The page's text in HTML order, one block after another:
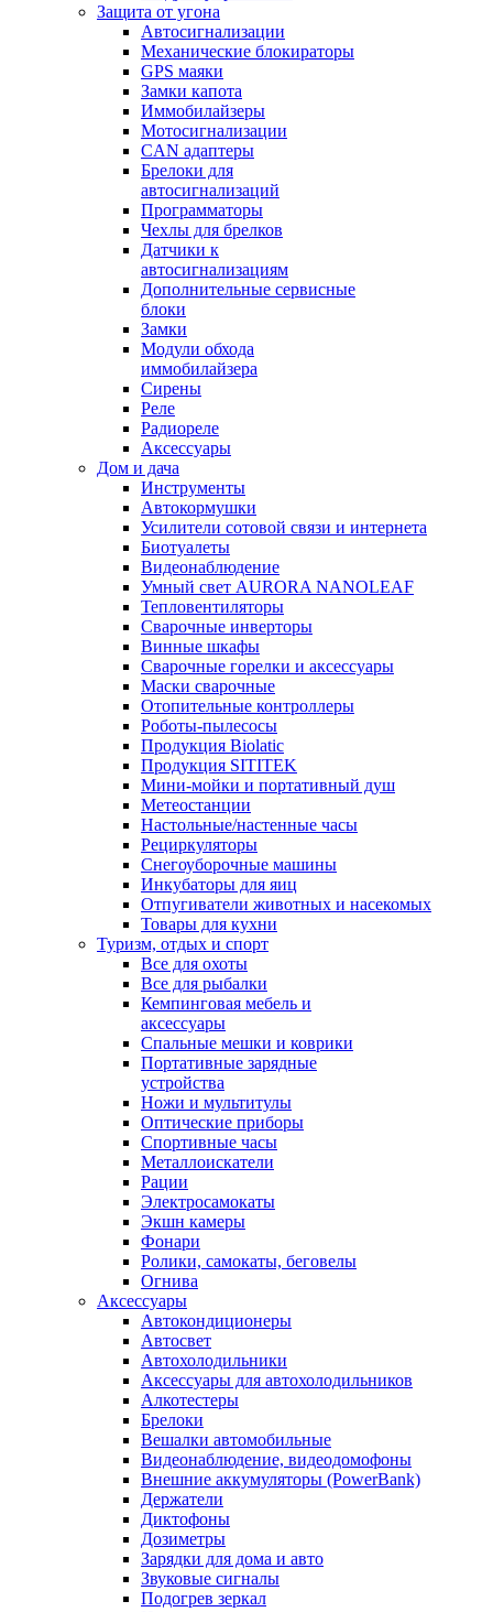
Защита от угона
Автосигнализации
Механические блoкираторы
GPS маяки
Замки капота
Иммобилайзеры
Мотосигнализации
CAN адаптеры
Брелоки для
автосигнализаций
Программаторы
Чехлы для брелков
Датчики к
автосигнализациям
Дополнительные сервисные
блоки
Замки
Модули обхода
иммобилайзера
Сирены
Реле
Радиореле
Аксессуары
Дом и дача
Инструменты
Автокормушки
Усилители сотовой связи и интернета
Биотуалеты
Видеонаблюдение
Умный свет AURORA NANOLEAF
Тепловентиляторы
Сварочные инверторы
Винные шкафы
Сварочные горелки и аксессуары
Маски сварочные
Отопительные контроллеры
Роботы-пылесосы
Продукция Biolatic
Продукция SITITEK
Мини-мойки и портативный душ
Метеостанции
Настольные/настенные часы
Рециркуляторы
Снегоуборочные машины
Инкубаторы для яиц
Отпугиватели животных и насекомых
Товары для кухни
Туризм, отдых и спорт
Все для охоты
Все для рыбалки
Кемпинговая мебель и
аксессуары
Спальные мешки и коврики
Портативные зарядные
устройства
Ножи и мультитулы
Оптические приборы
Спортивные часы
Металлоискатели
Рации
Электросамокаты
Экшн камеры
Фонари
Ролики, самокаты, беговелы
Огнива
Аксессуары
Автокондиционеры
Aвтосвет
Автохолодильники
Аксессуары для автохолодильников
Алкотестеры
Брелоки
Вешалки автомобильные
Видеонаблюдение, видеодомофоны
Внешние аккумуляторы (PowerBank)
Держатели
Диктофоны
Дозиметры
Зарядки для дома и авто
Звуковые сигналы
Подогрев зеркал